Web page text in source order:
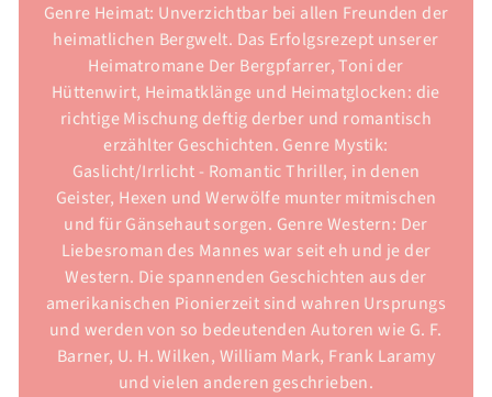
Genre Heimat: Unverzichtbar bei allen Freunden der
heimatlichen Bergwelt. Das Erfolgsrezept unserer
Heimatromane Der Bergpfarrer, Toni der
Hüttenwirt, Heimatklänge und Heimatglocken: die
richtige Mischung deftig derber und romantisch
erzählter Geschichten. Genre Mystik:
Gaslicht/Irrlicht - Romantic Thriller, in denen
Geister, Hexen und Werwölfe munter mitmischen
und für Gänsehaut sorgen. Genre Western: Der
Liebesroman des Mannes war seit eh und je der
Western. Die spannenden Geschichten aus der
amerikanischen Pionierzeit sind wahren Ursprungs
und werden von so bedeutenden Autoren wie G. F.
Barner, U. H. Wilken, William Mark, Frank Laramy
und vielen anderen geschrieben.